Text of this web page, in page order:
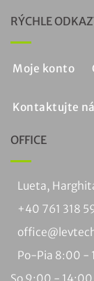
RÝCHLE
Moje konto
Kontaktujte
OFFICE
Lueta,
+40 761 318
Po-Pia 8:00 -